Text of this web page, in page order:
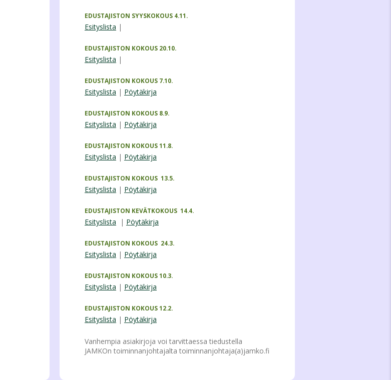
EDUSTAJISTON SYYSKOKOUS 4.11.
Esityslista |
EDUSTAJISTON KOKOUS 20.10.
Esityslista |
EDUSTAJISTON KOKOUS 7.10.
Esityslista | Pöytäkirja
EDUSTAJISTON KOKOUS 8.9.
Esityslista | Pöytäkirja
EDUSTAJISTON KOKOUS 11.8.
Esityslista | Pöytäkirja
EDUSTAJISTON KOKOUS 13.5.
Esityslista | Pöytäkirja
EDUSTAJISTON KEVÄTKOKOUS 14.4.
Esityslista | Pöytäkirja
EDUSTAJISTON KOKOUS 24.3.
Esityslista | Pöytäkirja
EDUSTAJISTON KOKOUS 10.3.
Esityslista | Pöytäkirja
EDUSTAJISTON KOKOUS 12.2.
Esityslista | Pöytäkirja
Vanhempia asiakirjoja voi tarvittaessa tiedustella
JAMKOn toiminnanjohtajalta toiminnanjohtaja(a)jamko.fi